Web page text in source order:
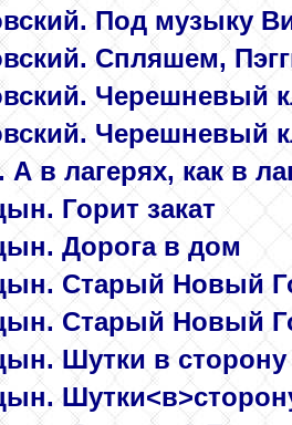
Под музыку
Спляшем,
Черешневый
Черешневый
А в лагерях, как в
Горит закат
Дорога в дом
Старый Новый
Старый Новый
Шутки в сторону